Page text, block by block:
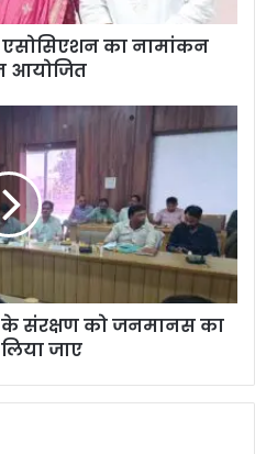
एसोसिएशन का नामांकन
आयोजित
के संरक्षण को जनमानस का
जाए